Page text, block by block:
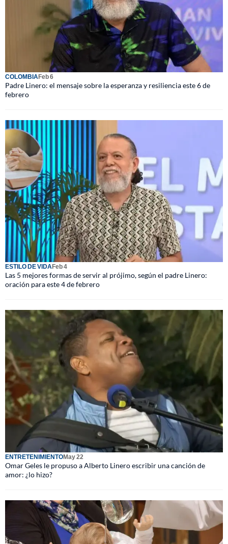
COLOMBIAFeb 6
Padre Linero: el mensaje sobre la esperanza y resiliencia este 6 de
febrero
ESTILO DE VIDAFeb 4
Las 5 mejores formas de servir al prójimo, según el padre Linero:
oración para este 4 de febrero
ENTRETENIMIENTOMay 22
Omar Geles le propuso a Alberto Linero escribir una canción de
amor: ¿lo hizo?